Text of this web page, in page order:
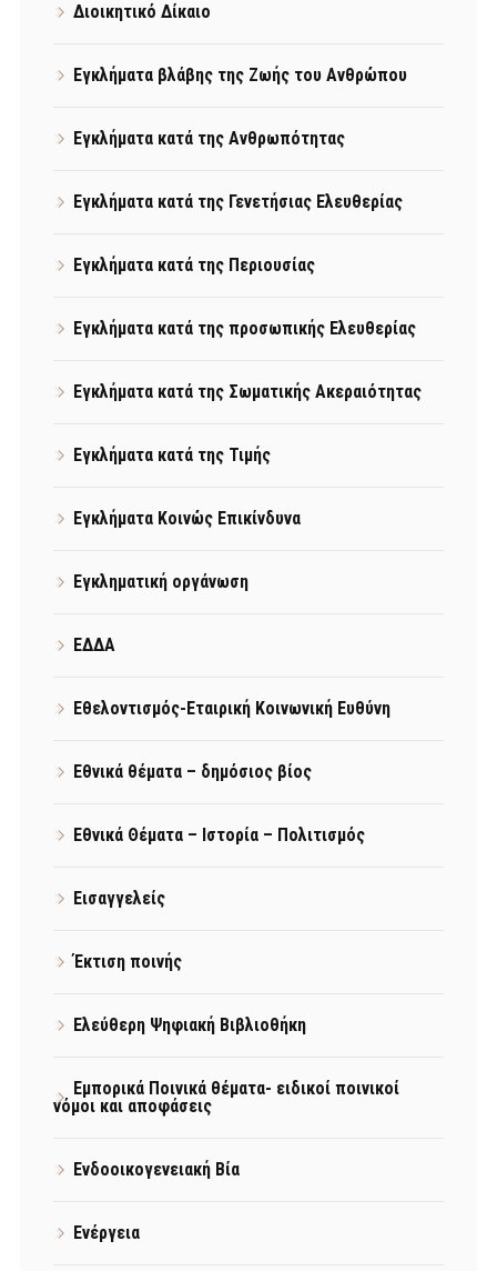
Διοικητικό Δίκαιο
Εγκλήματα βλάβης της Ζωής του Ανθρώπου
Εγκλήματα κατά της Ανθρωπότητας
Εγκλήματα κατά της Γενετήσιας Ελευθερίας
Εγκλήματα κατά της Περιουσίας
Εγκλήματα κατά της προσωπικής Ελευθερίας
Εγκλήματα κατά της Σωματικής Ακεραιότητας
Εγκλήματα κατά της Τιμής
Εγκλήματα Κοινώς Επικίνδυνα
Εγκληματική οργάνωση
ΕΔΔΑ
Εθελοντισμός-Εταιρική Κοινωνική Ευθύνη
Εθνικά θέματα – δημόσιος βίος
Εθνικά Θέματα – Ιστορία – Πολιτισμός
Εισαγγελείς
Έκτιση ποινής
Ελεύθερη Ψηφιακή Βιβλιοθήκη
Εμπορικά Ποινικά θέματα- ειδικοί ποινικοί
νόμοι και αποφάσεις
Ενδοοικογενειακή Βία
Ενέργεια